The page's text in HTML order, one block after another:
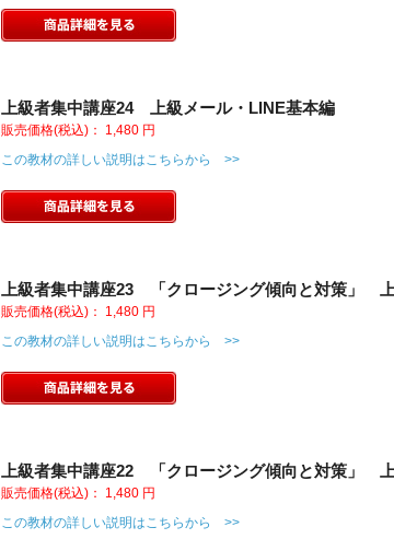
上級者集中講座24 上級メール・LINE基本編
販売価格(税込)： 1,480 円
この教材の詳しい説明はこちらから >>
上級者集中講座23 「クロージング傾向と対策」
販売価格(税込)： 1,480 円
この教材の詳しい説明はこちらから >>
上級者集中講座22 「クロージング傾向と対策」
販売価格(税込)： 1,480 円
この教材の詳しい説明はこちらから >>